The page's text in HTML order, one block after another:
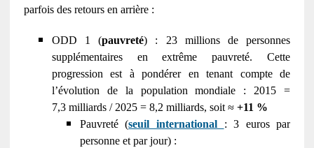
parfois des retours en arrière :
ODD 1 (pauvreté) : 23 millions de personnes
supplémentaires en extrême pauvreté. Cette
progression est à pondérer en tenant compte de
l’évolution de la population mondiale : 2015 =
7,3 milliards / 2025 = 8,2 milliards, soit ≈ +11 %
Pauvreté (seuil international : 3 euros par
personne et par jour) :